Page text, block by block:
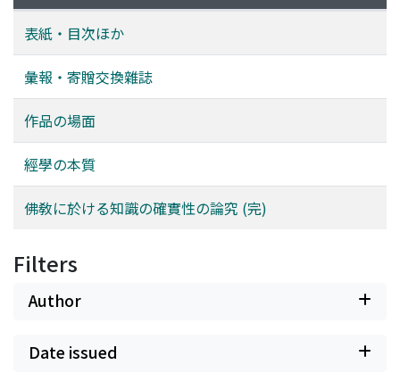
表紙・目次ほか
彙報・寄贈交換雜誌
作品の場面
經學の本質
佛敎に於ける知識の確實性の論究 (完)
Filters
Author
Date issued